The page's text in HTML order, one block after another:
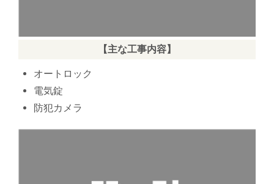
【主な工事内容】
オートロック
電気錠
防犯カメラ